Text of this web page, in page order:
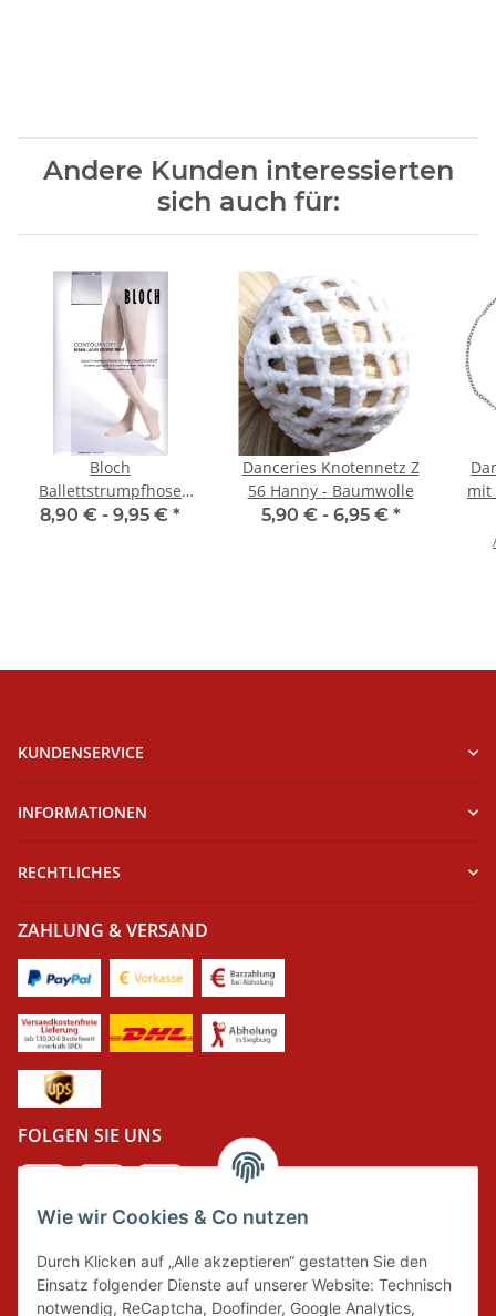
Wie wir Cookies & Co nutzen
Durch Klicken auf „Alle akzeptieren“ gestatten Sie den
Einsatz folgender Dienste auf unserer Website: Technisch
notwendig, ReCaptcha, Doofinder, Google Analytics,
Andere Kunden interessierten
sich auch für:
Bloch
Ballettstrumpfhose
T0981 Footed Tight
8,90 € - 9,95 € *
Danceries Knotennetz Z
56 Hanny - Baumwolle
5,90 € - 6,95 € *
mit
KUNDENSERVICE
INFORMATIONEN
RECHTLICHES
ZAHLUNG & VERSAND
FOLGEN SIE UNS
Wir tragen Verantwortung und erfüllen unsere
Pflichten zur Systembeteiligung nach dem